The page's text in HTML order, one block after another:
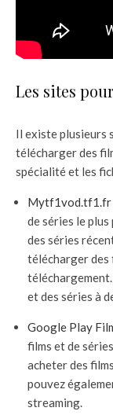
Les sites
Il existe plusieurs
télécharger des
spécialité et les
Mytf1vod.tf1.fr
de séries le
des séries
télécharger des
et des séries à
Google Play
films et de
acheter des
pouvez
streaming.